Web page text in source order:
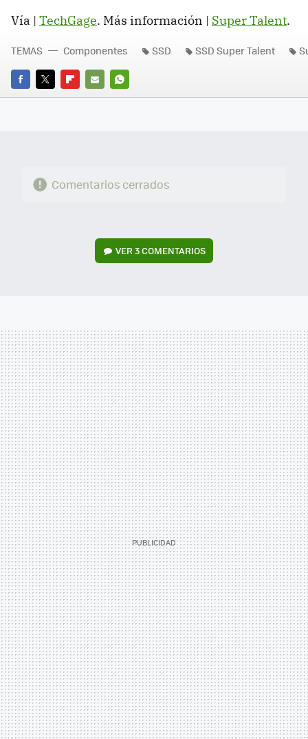
Vía | TechGage. Más información | Super Talent.
FACEBOOK
TWITTERFLIPBOARD
E-
WHATSAPP
TEMAS Componentes SSD SSD Super Talent
Comentarios cerrados
VER3 COMENTARIOS